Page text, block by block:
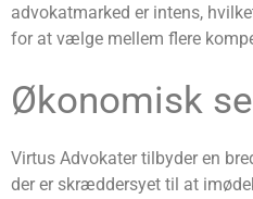
advokatmarked er intens,
for at vælge mellem flere
Økonomisk
Virtus Advokater tilbyder en
der er skræddersyet til at